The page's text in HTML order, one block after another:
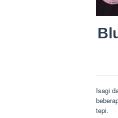
Isagi
tepi.